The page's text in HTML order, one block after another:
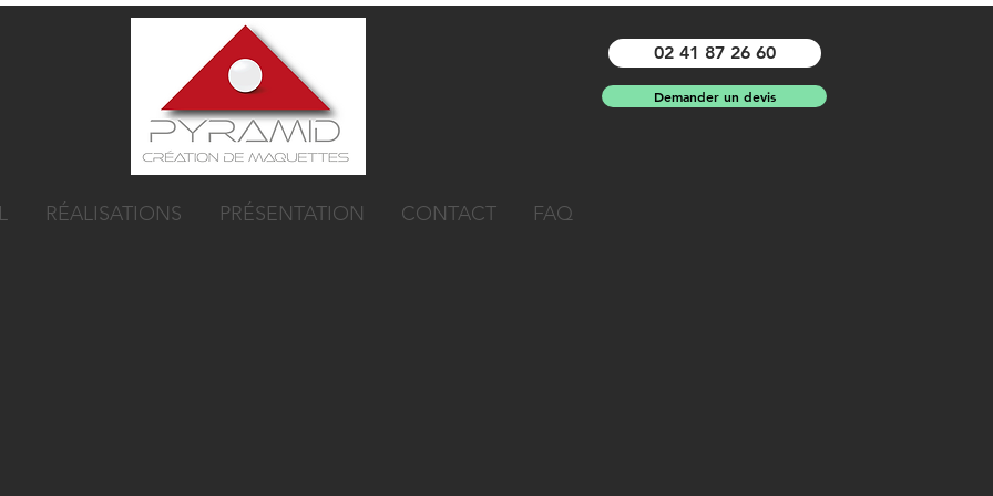
02 41 87 26 60
Demander un devis
RÉALISATIONS PRÉSENTATION CONTACT FAQ